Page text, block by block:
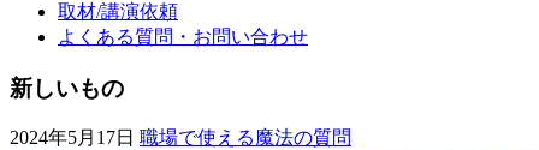
取材/講演依頼
よくある質問・お問い合わせ
新しいもの
2024年5月17日 職場で使える魔法の質問